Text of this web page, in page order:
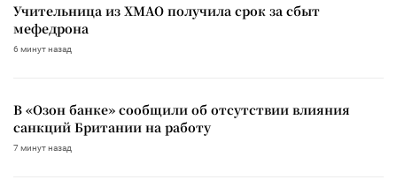
Учительница из ХМАО получила срок за сбыт
мефедрона
6 минут назад
В «Озон банке» сообщили об отсутствии влияния
санкций Британии на работу
7 минут назад